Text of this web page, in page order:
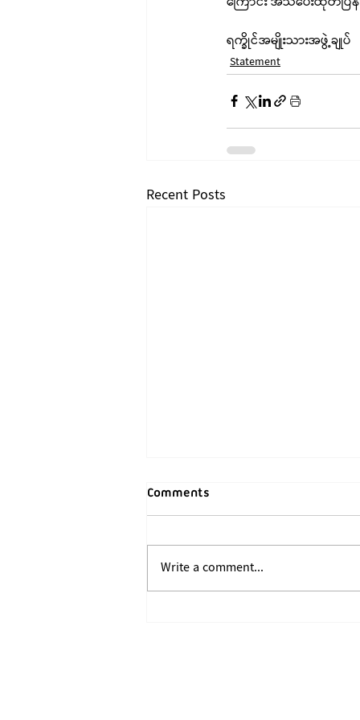
ရက္ခိုင်အမျိုးသားအဖွဲ့ချုပ်
Statement
Recent Posts
Comments
Write a comment...